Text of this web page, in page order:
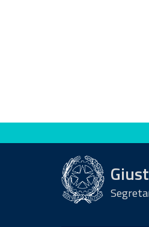
Valuta questo sito